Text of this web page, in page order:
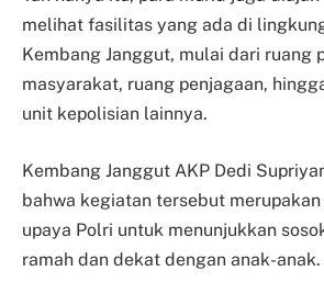
melihat fasilitas yang ada di
Kembang Janggut, mulai dari ruang
masyarakat, ruang penjagaan,
unit kepolisian lainnya.
Kembang Janggut AKP Dedi
bahwa kegiatan tersebut
upaya Polri untuk menunjukkan
ramah dan dekat dengan anak-anak.